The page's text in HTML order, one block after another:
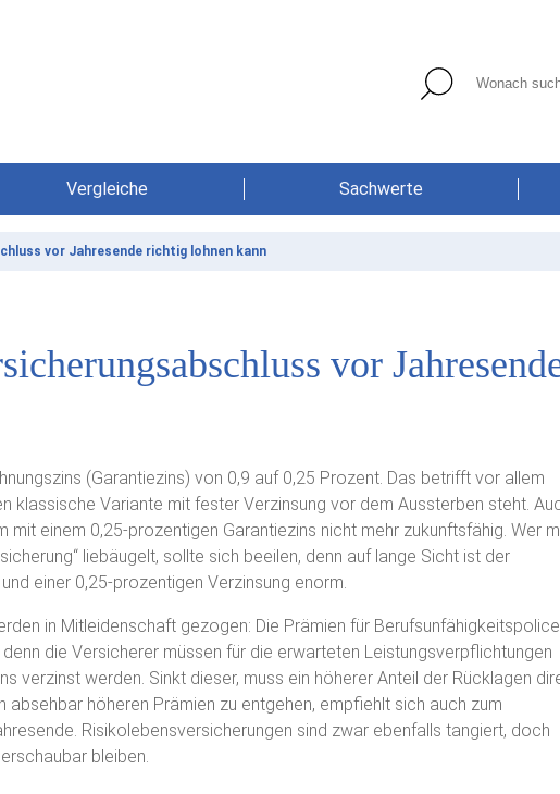
Vergleiche Sachwerte
vor Jahresende richtig lohnen kann
vor
(Garantiezins) von 0,9 auf 0,25 Prozent. Das betrifft vor allem
klassische Variante mit fester Verzinsung vor dem Aussterben steht.
mit einem 0,25-prozentigen Garantiezins nicht mehr zukunftsfähig. Wer
liebäugelt, sollte sich beeilen, denn auf lange Sicht ist der
einer 0,25-prozentigen Verzinsung enorm.
in Mitleidenschaft gezogen: Die Prämien für
die Versicherer müssen für die erwarteten Leistungsverpflichtungen
verzinst werden. Sinkt dieser, muss ein höherer Anteil der Rücklagen
absehbar höheren Prämien zu entgehen, empfiehlt sich auch zum
Risikolebensversicherungen sind zwar ebenfalls tangiert, doch
bleiben.